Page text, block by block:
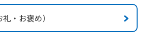
・お褒め）